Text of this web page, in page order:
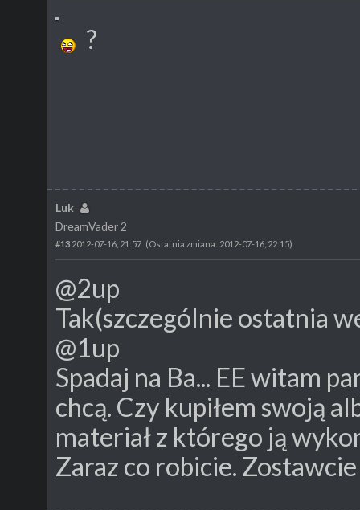
?
Luk
DreamVader 2
#13 2012-07-16, 21:57 (Ostatnia zmiana: 2012-07-16, 22:15)
@2up
Tak(szczególnie ostatnia
@1up
Spadaj na Ba... EE witam
chcą. Czy kupiłem swoją
materiał z którego ją
Zaraz co robicie. Zostawcie